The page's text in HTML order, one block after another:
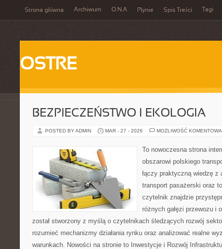
Strona główna Archiwum O.N.A Płynie Spis Treści Tagi
OSTRE
BEZPIECZEŃSTWO I EKOLOGIA
POSTED BY ADMIN MAR - 27 - 2026 MOŻLIWOŚĆ
To nowoczesna strona
obszarowi polskiego
łączy praktyczną wiedzę z
transport pasażerski oraz
czytelnik znajdzie
różnych gałęzi przewozu i
został stworzony z myślą o czytelnikach śledzących rozwój
rozumieć mechanizmy działania rynku oraz analizować realne
warunkach. Nowości na stronie to Inwestycje i Rozwój